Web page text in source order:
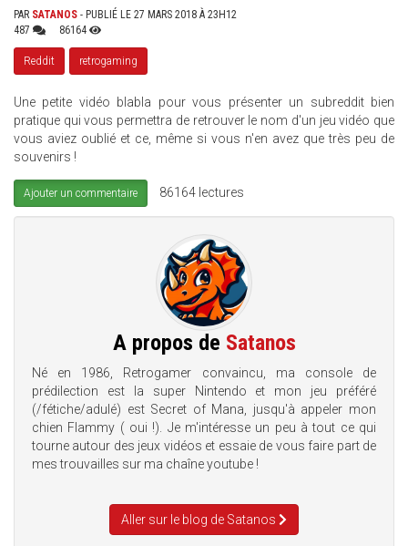
PAR SATANOS - PUBLIÉ LE 27 MARS 2018 À 23H12
487
86164
Reddit retrogaming
Une petite vidéo blabla pour vous présenter un subreddit bien
pratique qui vous permettra de retrouver le nom d'un jeu vidéo que
vous aviez oublié et ce, même si vous n'en avez que très peu de
souvenirs !
Ajouter un commentaire 86164 lectures
A propos de Satanos
Né en 1986, Retrogamer convaincu, ma console de
prédilection est la super Nintendo et mon jeu préféré
(/fétiche/adulé) est Secret of Mana, jusqu'à appeler mon
chien Flammy ( oui !). Je m'intéresse un peu à tout ce qui
tourne autour des jeux vidéos et essaie de vous faire part de
mes trouvailles sur ma chaîne youtube !
Aller sur le blog de Satanos